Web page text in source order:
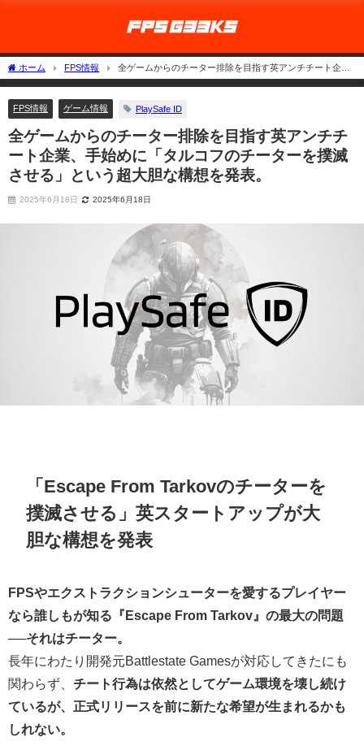
ホーム FPS情報
全ゲームからのチーター排除を目指す英アンチチート企
業、手始めに「タルコフのチーターを撲滅させる」という超大胆な構想を発表。
FPS情報 ゲーム情報 PlaySafe ID
全ゲームからのチーター排除を目指す英アンチチ
ート企業、手始めに「タルコフのチーターを撲滅
させる」という超大胆な構想を発表。
2025年6月18日 2025年6月18日
「Escape From Tarkovのチーターを
撲滅させる」英スタートアップが大
胆な構想を発表
FPSやエクストラクションシューターを愛するプレイヤー
なら誰しもが知る『Escape From Tarkov』の最大の問題
──それはチーター。
長年にわたり開発元Battlestate Gamesが対応してきたにも
関わらず、 チート行為は依然としてゲーム環境を壊し続け
ているが、正式リリースを前に新たな希望が生まれるかも
しれない。